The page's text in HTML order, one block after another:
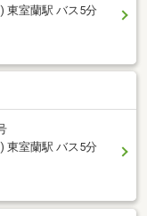
東室蘭駅 バス5分
東室蘭駅 バス5分